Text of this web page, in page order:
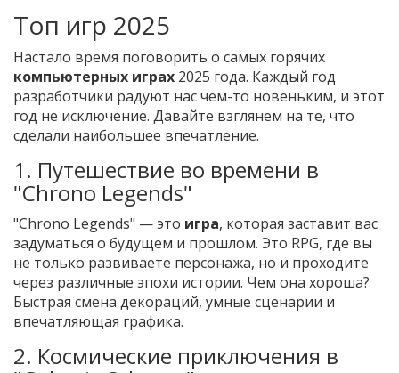
Топ игр 2025
Настало время поговорить о самых горячих
компьютерных играх 2025 года. Каждый год
разработчики радуют нас чем-то новеньким, и этот
год не исключение. Давайте взглянем на те, что
сделали наибольшее впечатление.
1. Путешествие во времени в
"Chrono Legends"
"Chrono Legends" — это игра, которая заставит вас
задуматься о будущем и прошлом. Это RPG, где вы
не только развиваете персонажа, но и проходите
через различные эпохи истории. Чем она хороша?
Быстрая смена декораций, умные сценарии и
впечатляющая графика.
2. Космические приключения в